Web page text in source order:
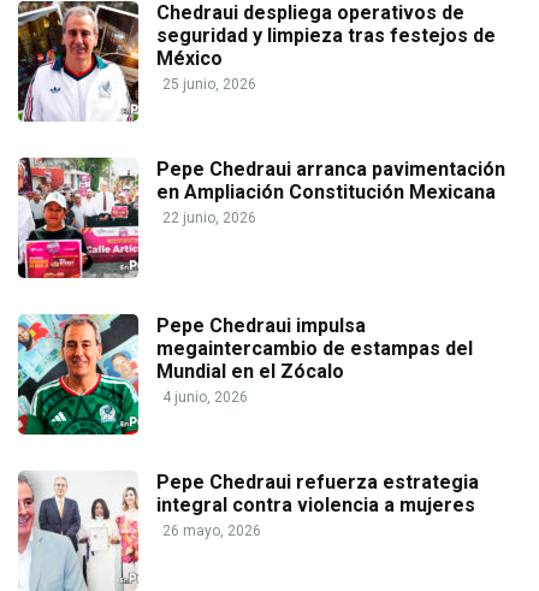
Chedraui despliega operativos de
seguridad y limpieza tras festejos de
México
25 junio, 2026
Pepe Chedraui arranca pavimentación
en Ampliación Constitución Mexicana
22 junio, 2026
Pepe Chedraui impulsa
megaintercambio de estampas del
Mundial en el Zócalo
4 junio, 2026
Pepe Chedraui refuerza estrategia
integral contra violencia a mujeres
26 mayo, 2026